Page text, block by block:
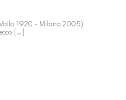
1920 - Milano 2005)
[..]